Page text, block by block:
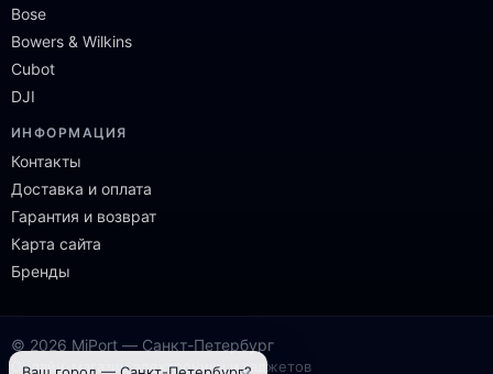
Bose
Bowers & Wilkins
Cubot
DJI
ИНФОРМАЦИЯ
Контакты
Доставка и оплата
Гарантия и возврат
Карта сайта
Бренды
© 2026 MiPort — Санкт-Петербург
Онлайн-магазин электроники и гаджетов